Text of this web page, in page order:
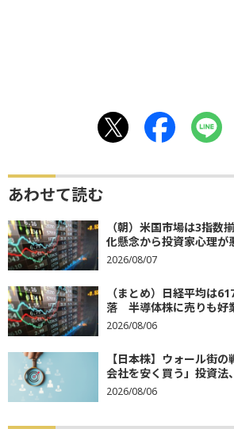
あわせて読む
（朝）米国市場は3指
化懸念から投資家心理が
2026/08/07
（まとめ）日経平均は
落 半導体株に売りも好
2026/08/06
【日本株】ウォール街
会社を安く買う」投資法
2026/08/06